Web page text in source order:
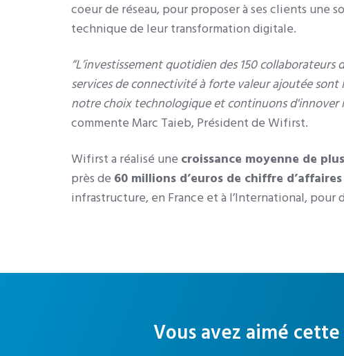
coeur de réseau, pour proposer à ses clients
technique de leur transformation digitale.
“L’investissement quotidien des 150
services de connectivité à forte valeur ajoutée sont
notre choix technologique et continuons d'innover
commente Marc Taieb, Président de Wifirst.
Wifirst a réalisé une croissance moyenne de
près de 60 millions d’euros de chiffre
infrastructure, en France et à l’International, pour
Vous avez aimé